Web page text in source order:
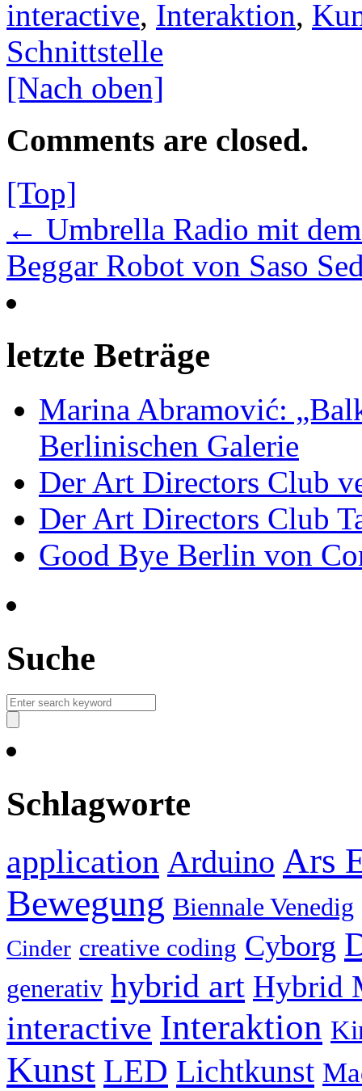
interactive, Interaktion,
Schnittstelle
[Nach oben]
Comments are closed.
[Top]
← Umbrella Radio mit
Beggar Robot von Saso
letzte Beträge
Marina Abramović:
Berlinischen Galerie
Der Art Directors Club
Der Art Directors Club
Good Bye Berlin von
Suche
Schlagworte
application Arduino Ars
Bewegung Biennale Venedig
Cinder creative coding Cyborg
generativ hybrid art Hybrid
interactive Interaktion
Kunst LED Lichtkunst